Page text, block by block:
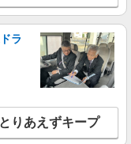
ラ
とりあえずキープ